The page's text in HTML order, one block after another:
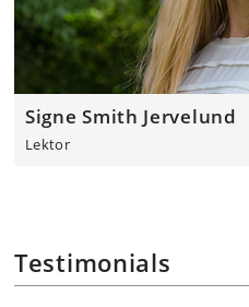
Signe Smith Jervelund
Lektor
Testimonials